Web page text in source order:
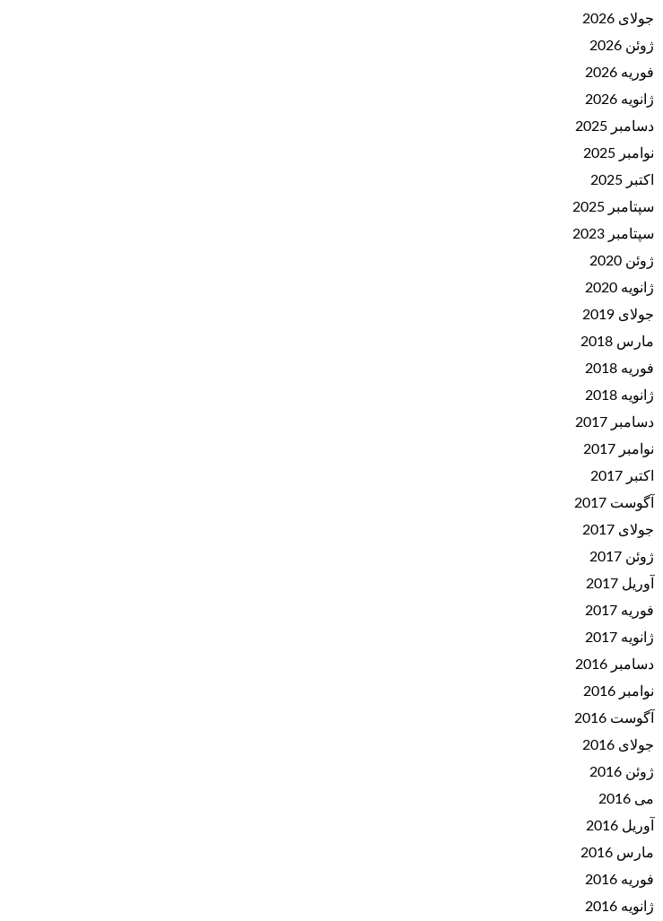
جولای 2026
ژوئن 2026
فوریه 2026
ژانویه 2026
دسامبر 2025
نوامبر 2025
اکتبر 2025
سپتامبر 2025
سپتامبر 2023
ژوئن 2020
ژانویه 2020
جولای 2019
مارس 2018
فوریه 2018
ژانویه 2018
دسامبر 2017
نوامبر 2017
اکتبر 2017
آگوست 2017
جولای 2017
ژوئن 2017
آوریل 2017
فوریه 2017
ژانویه 2017
دسامبر 2016
نوامبر 2016
آگوست 2016
جولای 2016
ژوئن 2016
می 2016
آوریل 2016
مارس 2016
فوریه 2016
ژانویه 2016